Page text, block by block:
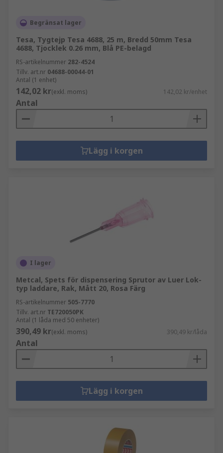
Begränsat lager
Tesa, Tygtejp Tesa 4688, 25 m, Bredd 50mm Tesa
4688, Tjocklek 0.26 mm, Blå PE-belagd
RS-artikelnummer 282-4524
Tillv. art.nr 04688-00044-01
Antal (1 enhet)
142,02 kr(exkl. moms) 142,02 kr/enhet
Antal
Lägg i korgen
I lager
Metcal, Spets för dispensering Sprutor av Luer Lok-
typ laddare, Rak, Mått 20, Rosa Färg
RS-artikelnummer 505-7770
Tillv. art.nr TE720050PK
Antal (1 låda med 50 enheter)
390,49 kr(exkl. moms) 390,49 kr/låda
Antal
Lägg i korgen